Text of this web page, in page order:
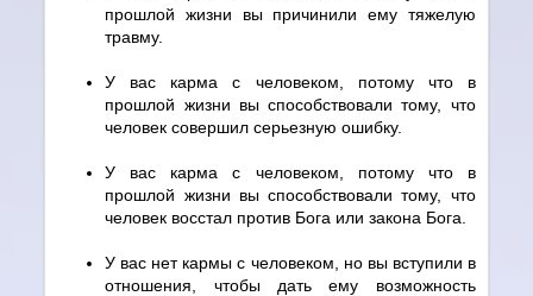
прошлой жизни вы причинили ему тяжелую
травму.
У вас карма с человеком, потому что в
прошлой жизни вы способствовали тому, что
человек совершил серьезную ошибку.
У вас карма с человеком, потому что в
прошлой жизни вы способствовали тому, что
человек восстал против Бога или закона Бога.
У вас нет кармы с человеком, но вы вступили в
отношения, чтобы дать ему возможность